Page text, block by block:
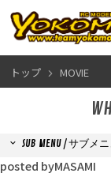
トップ MOVIE
SUB MENU / サブメ
posted byMASAMI